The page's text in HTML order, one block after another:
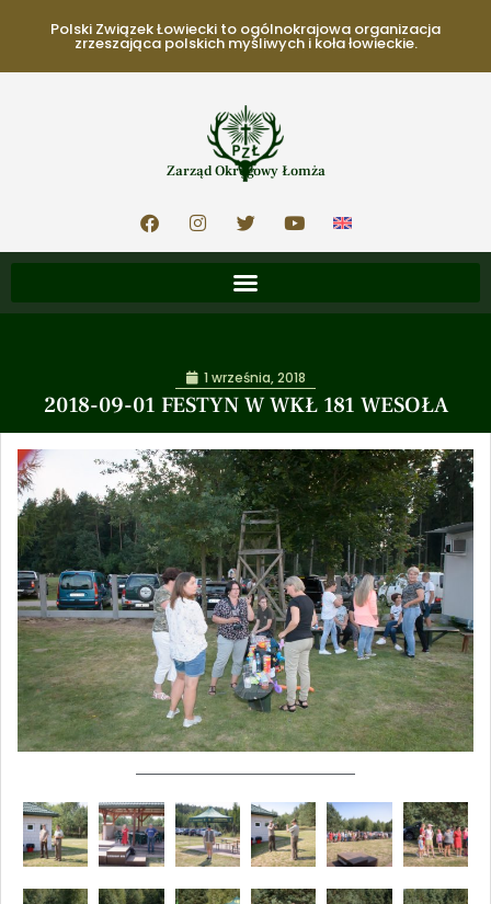
Polski Związek Łowiecki to ogólnokrajowa organizacja
zrzeszająca polskich myśliwych i koła łowieckie.
Zarząd Okręgowy Łomża
2018-09-01 FESTYN W WKŁ 181 WESOŁA
1 września, 2018